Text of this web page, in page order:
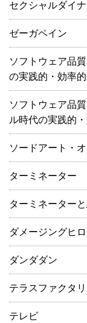
セクシャルダイ
ゼーガペイン
ソフトウェア品
の実践的・効率
ソフトウェア品
ル時代の実践的
ソードアート・
ターミネーター
ターミネーター
ダメージングヒ
ダンダダン
テラスファクタ
テレビ